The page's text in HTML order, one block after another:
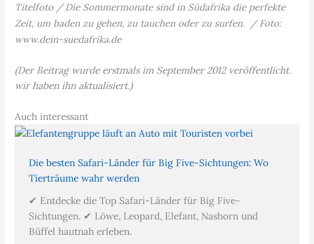
Titelfoto / Die Sommermonate sind in Südafrika die perfekte
Zeit, um baden zu gehen, zu tauchen oder zu surfen. / Foto:
www.dein-suedafrika.de
(Der Beitrag wurde erstmals im September 2012 veröffentlicht.
wir haben ihn aktualisiert.)
Auch interessant
Die besten Safari-Länder für Big Five-Sichtungen: Wo
Tierträume wahr werden
✔ Entdecke die Top Safari-Länder für Big Five-
Sichtungen. ✔ Löwe, Leopard, Elefant, Nashorn und
Büffel hautnah erleben.